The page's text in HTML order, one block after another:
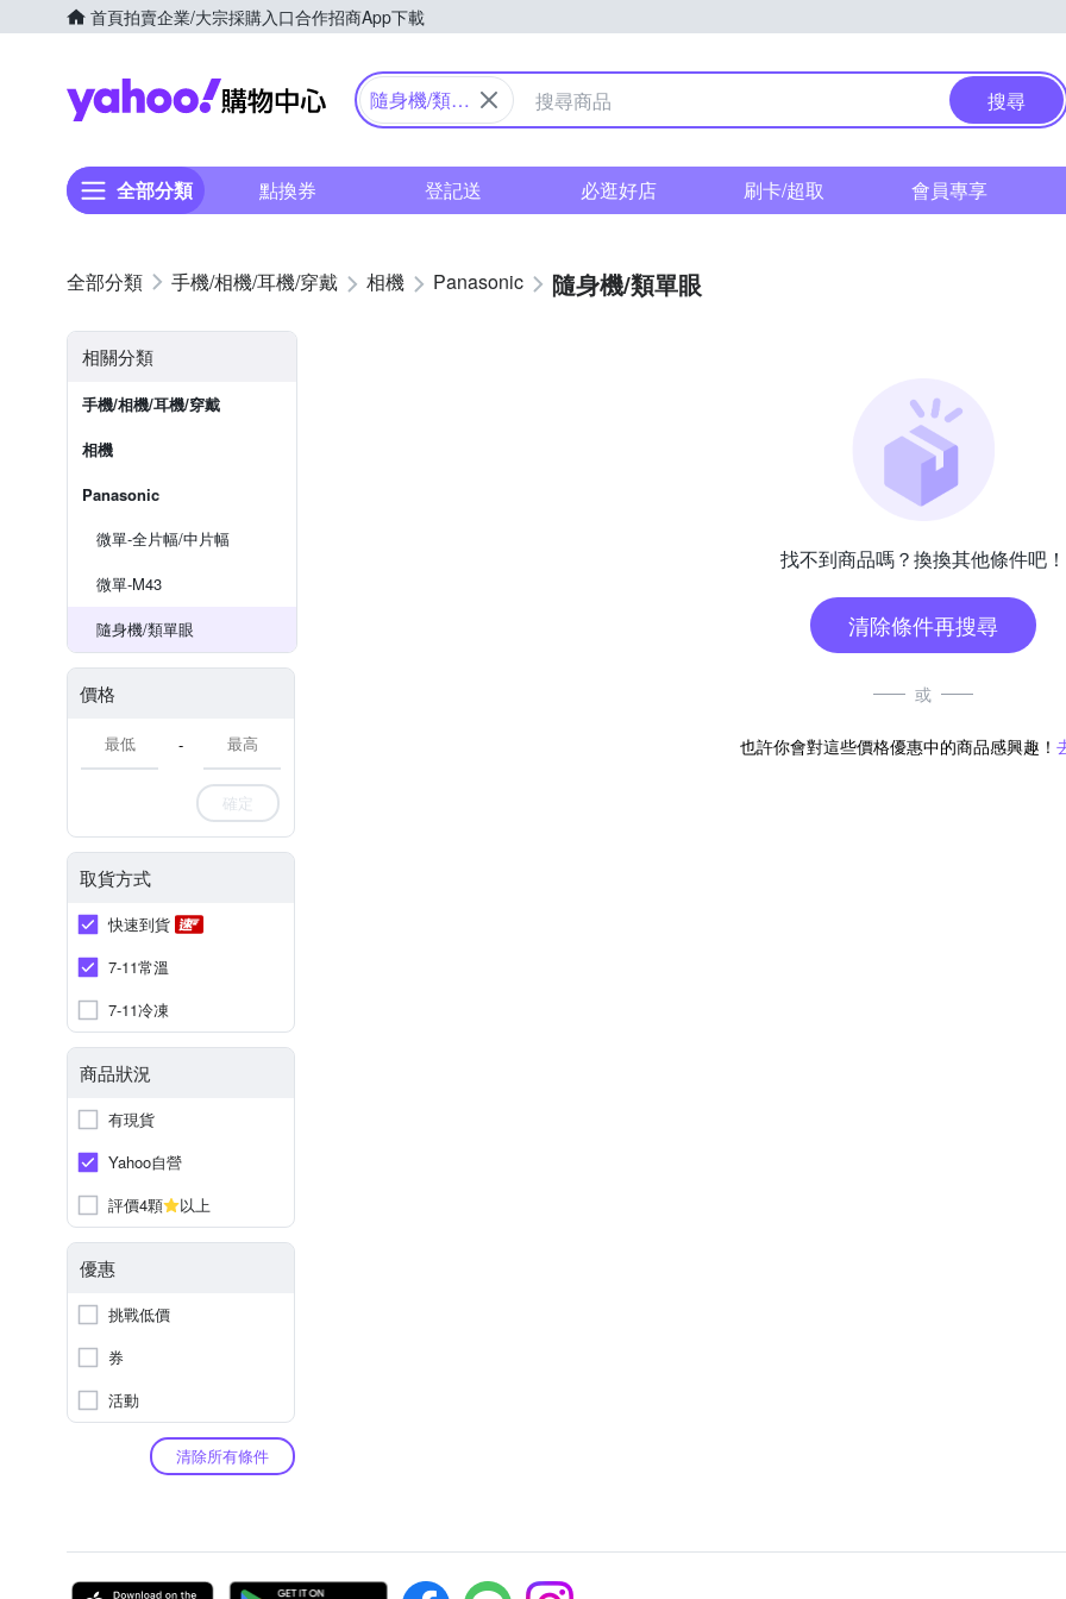
首頁拍賣企業/大宗採購入口合作招商App下載
Yahoo購物中心
隨身機/類單
搜尋
全部分類 點換券 登記送 必逛好店 刷卡/超取 會員專享
手機/相機/耳機/穿戴 相機 Panasonic 隨身機/類單眼
相關分類
手機/相機/耳機/穿戴
相機
Panasonic
微單-全片幅/中片幅
微單-M43
隨身機/類單眼
價格
-
確定
取貨方式
快速到貨
7-11常溫
7-11冷凍
商品狀況
有現貨
Yahoo自營
評價4顆
以上
優惠
挑戰低價
券
活動
清除所有條件
找不到商品嗎？換換其他條件吧！
清除條件再搜尋
或
也許你會對這些價格優惠中的商品感興趣！